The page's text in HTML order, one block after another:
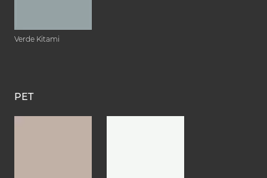
Verde Kitami
PET